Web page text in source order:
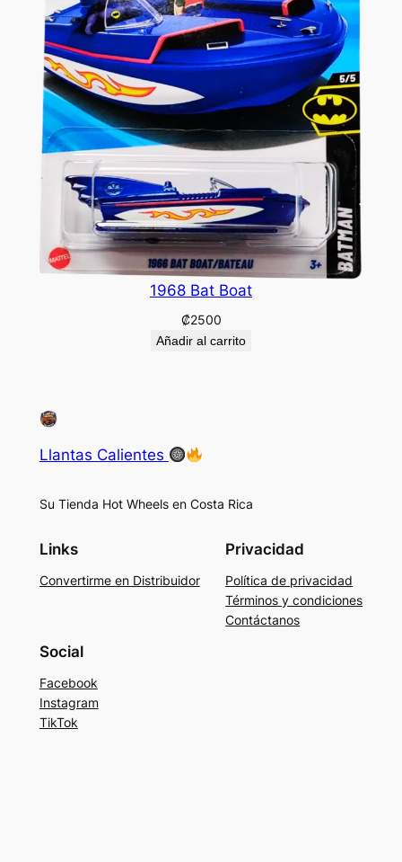
1968 Bat Boat
₡2500
Añadir al carrito
Llantas Calientes
Su Tienda Hot Wheels en Costa Rica
Links
Convertirme en Distribuidor
Privacidad
Política de privacidad
Términos y condiciones
Contáctanos
Social
Facebook
Instagram
TikTok